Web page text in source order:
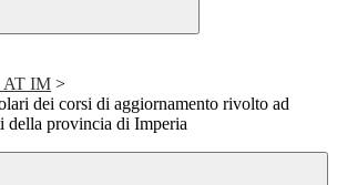
AT IM >
dei corsi di aggiornamento rivolto ad
della provincia di Imperia